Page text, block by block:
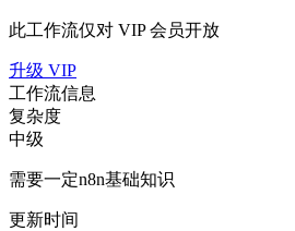
此工作流仅对 VIP 会员开放
升级 VIP
工作流信息
复杂度
中级
需要一定n8n基础知识
更新时间